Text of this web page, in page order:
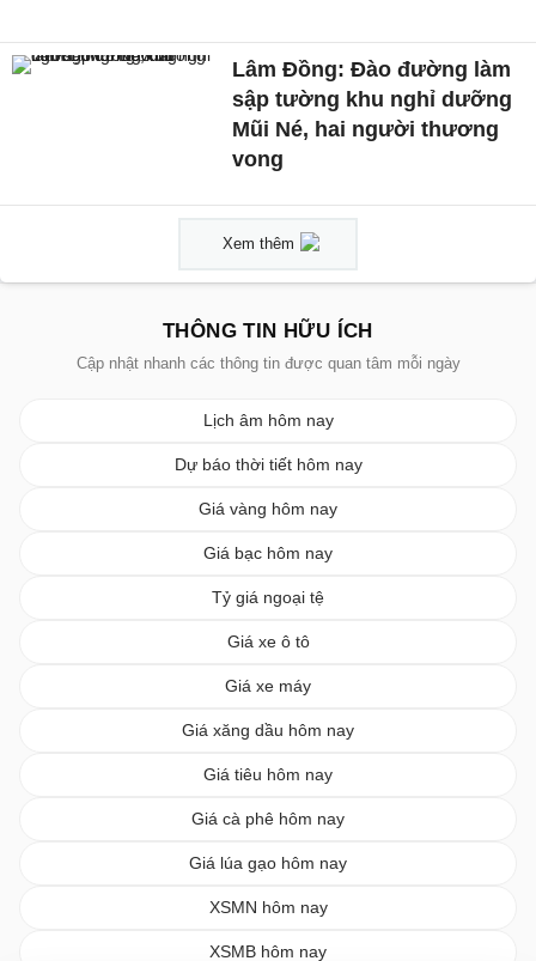
Lâm Đồng: Đào đường làm
sập tường khu nghỉ dưỡng
Mũi Né, hai người thương
vong
Xem thêm
THÔNG TIN HỮU ÍCH
Cập nhật nhanh các thông tin được quan tâm mỗi ngày
Lịch âm hôm nay
Dự báo thời tiết hôm nay
Giá vàng hôm nay
Giá bạc hôm nay
Tỷ giá ngoại tệ
Giá xe ô tô
Giá xe máy
Giá xăng dầu hôm nay
Giá tiêu hôm nay
Giá cà phê hôm nay
Giá lúa gạo hôm nay
XSMN hôm nay
XSMB hôm nay